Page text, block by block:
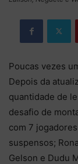
Poucas vezes
Depois da
quantidade de
desafio de
com 7
suspensos;
Gelson e Dudu